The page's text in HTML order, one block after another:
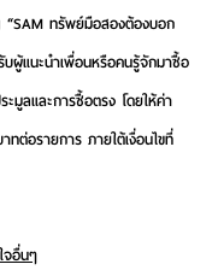
“SAM ทรัพย์มือสองต้องบอก
ผู้แนะนำเพื่อนหรือคนรู้จักมาซื้อ
มูลและการซื้อตรง โดยให้ค่า
ต่อรายการ ภายใต้เงื่อนไขที่
จอื่นๆ